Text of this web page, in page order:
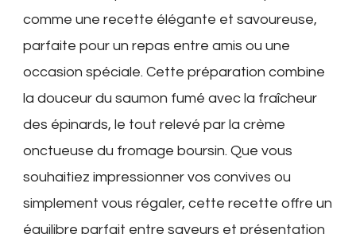
comme une recette élégante et savoureuse,
parfaite pour un repas entre amis ou une
occasion spéciale. Cette préparation combine
la douceur du saumon fumé avec la fraîcheur
des épinards, le tout relevé par la crème
onctueuse du fromage boursin. Que vous
souhaitiez impressionner vos convives ou
simplement vous régaler, cette recette offre un
équilibre parfait entre saveurs et présentation